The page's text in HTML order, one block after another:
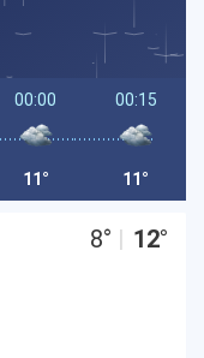
00:00
11°
00:15
11°
8° | 12°